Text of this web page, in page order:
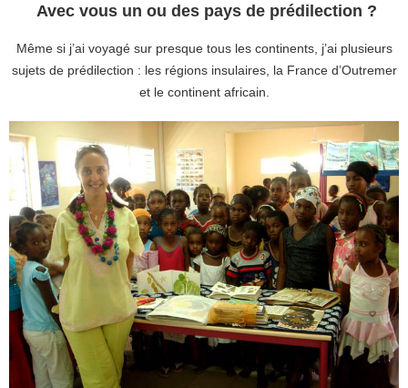
Avec vous un ou des pays de prédilection ?
Même si j’ai voyagé sur presque tous les continents, j’ai plusieurs
sujets de prédilection : les régions insulaires, la France d’Outremer
et le continent africain.